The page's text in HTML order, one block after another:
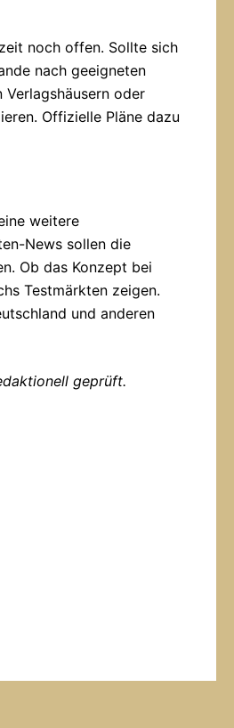
noch offen. Sollte sich
nach geeigneten
oder
Offizielle Pläne dazu
weitere
News sollen die
Ob das Konzept bei
Testmärkten zeigen.
und anderen
geprüft.